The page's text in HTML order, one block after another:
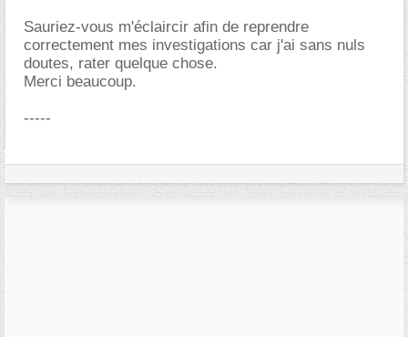
Sauriez-vous m'éclaircir afin de reprendre
correctement mes investigations car j'ai sans nuls
doutes, rater quelque chose.
Merci beaucoup.
-----